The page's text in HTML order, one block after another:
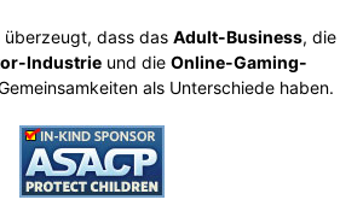
dass das Adult-Business, die
Industrieund die Online-Gaming-
als Unterschiede haben.